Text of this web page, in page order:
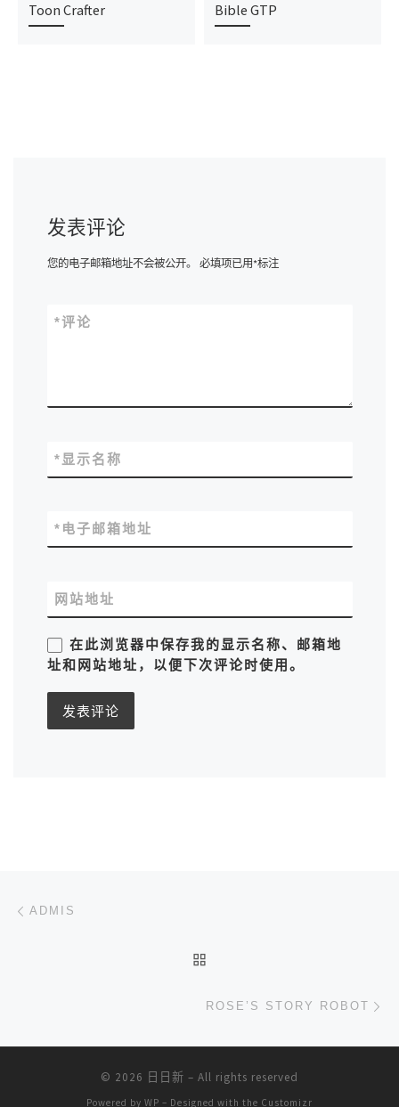
Toon Crafter Bible GTP
发表评论
您的电子邮箱地址不会被公开。 必填项已用*标注
评论
*
显示名称
*
电子邮箱地址
*
网站地址
在此浏览器中保存我的显示名称、邮箱地
址和网站地址，以便下次评论时使用。
文章导航
ADMIS
ROSE’S STORY ROBOT
© 2026 日日新 – All rights reserved
Powered by WP – Designed with the Customizr